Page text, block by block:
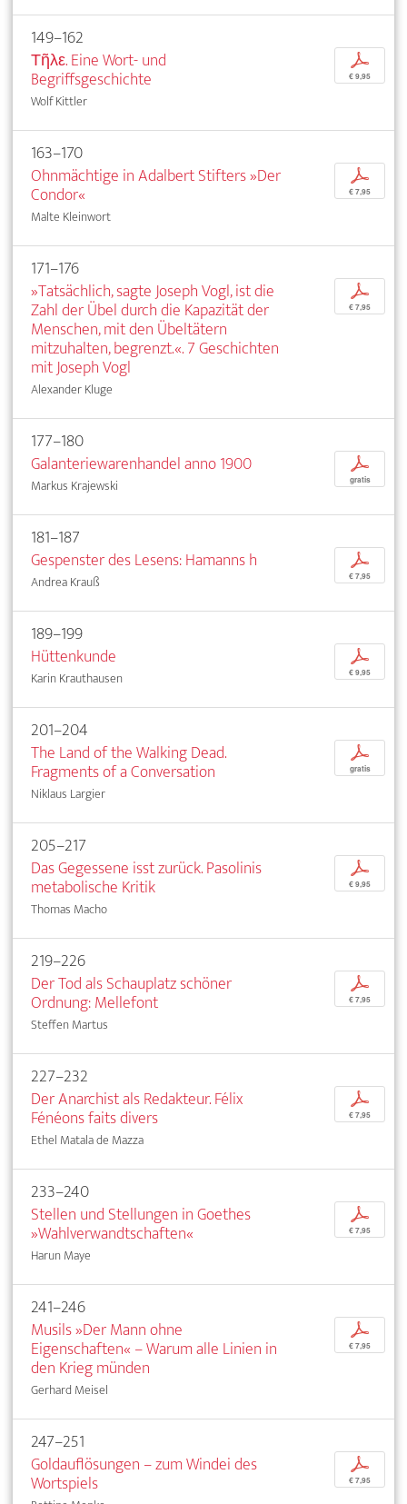
149–162
Τῆλε. Eine Wort- und
Begriffsgeschichte
Wolf Kittler
p
€ 9,95
163–170
Ohnmächtige in Adalbert Stifters »Der
Condor«
Malte Kleinwort
p
€ 7,95
171–176
»Tatsächlich, sagte Joseph Vogl, ist die
Zahl der Übel durch die Kapazität der
Menschen, mit den Übeltätern
mitzuhalten, begrenzt.«. 7 Geschichten
mit Joseph Vogl
Alexander Kluge
p
€ 7,95
177–180
Galanteriewarenhandel anno 1900
Markus Krajewski
p
gratis
181–187
Gespenster des Lesens: Hamanns h
Andrea Krauß
p
€ 7,95
189–199
Hüttenkunde
Karin Krauthausen
p
€ 9,95
201–204
The Land of the Walking Dead.
Fragments of a Conversation
Niklaus Largier
p
gratis
205–217
Das Gegessene isst zurück. Pasolinis
metabolische Kritik
Thomas Macho
p
€ 9,95
219–226
Der Tod als Schauplatz schöner
Ordnung: Mellefont
Steffen Martus
p
€ 7,95
227–232
Der Anarchist als Redakteur. Félix
Fénéons faits divers
Ethel Matala de Mazza
p
€ 7,95
233–240
Stellen und Stellungen in Goethes
»Wahlverwandtschaften«
Harun Maye
p
€ 7,95
241–246
Musils »Der Mann ohne
Eigenschaften« – Warum alle Linien in
den Krieg münden
Gerhard Meisel
p
€ 7,95
247–251
Goldauflösungen – zum Windei des
Wortspiels
p
€ 7,95